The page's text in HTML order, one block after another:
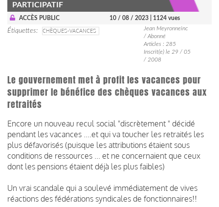
PARTICIPATIF
ACCÈS PUBLIC 10 / 08 / 2023 | 1124 vues
Étiquettes CHÈQUES-VACANCES
Jean Meyronneinc
/ Abonné
Articles : 285
Inscrit(e) le 29 / 05
/ 2008
Le gouvernement met à profit les vacances pour
supprimer le bénéfice des chèques vacances aux
retraités
Encore un nouveau recul social "discrètement " décidé
pendant les vacances ....et qui va toucher les retraités les
plus défavorisés (puisque les attributions étaient sous
conditions de ressources ... et ne concernaient que ceux
dont les pensions étaient déjà les plus faibles)
Un vrai scandale qui a soulevé immédiatement de vives
réactions des fédérations syndicales de fonctionnaires!!